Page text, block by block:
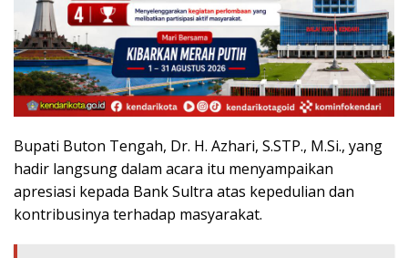
Bupati Buton Tengah, Dr. H. Azhari, S.STP., M.Si., yang
hadir langsung dalam acara itu menyampaikan
apresiasi kepada Bank Sultra atas kepedulian dan
kontribusinya terhadap masyarakat.